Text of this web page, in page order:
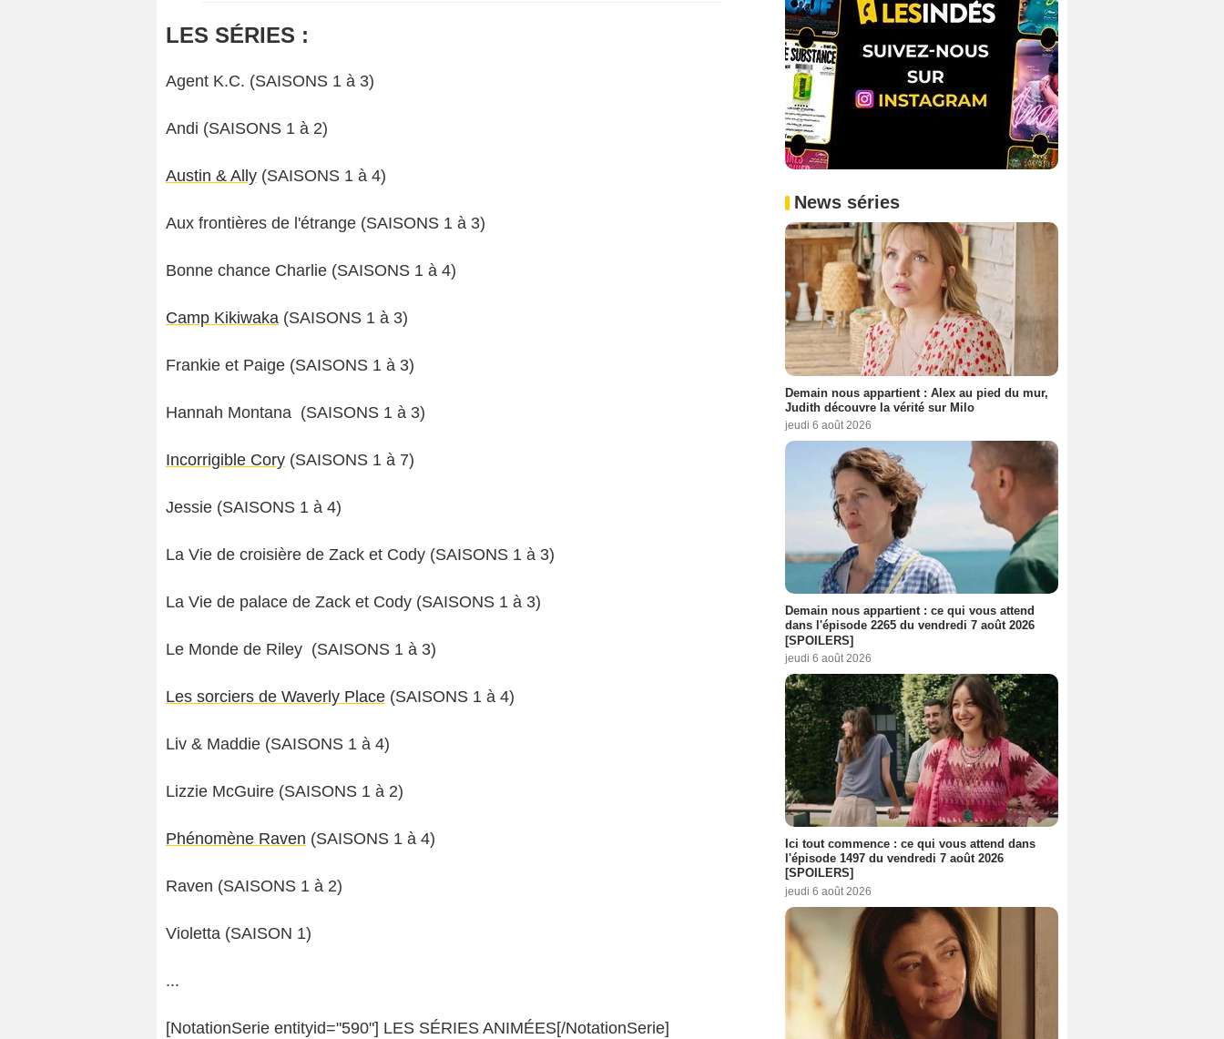
LES SÉRIES :
Agent K.C. (SAISONS 1 à 3)
Andi (SAISONS 1 à 2)
Austin & Ally (SAISONS 1 à 4)
Aux frontières de l'étrange (SAISONS 1 à 3)
Bonne chance Charlie (SAISONS 1 à 4)
Camp Kikiwaka (SAISONS 1 à 3)
Frankie et Paige (SAISONS 1 à 3)
Hannah Montana (SAISONS 1 à 3)
Incorrigible Cory (SAISONS 1 à 7)
Jessie (SAISONS 1 à 4)
La Vie de croisière de Zack et Cody (SAISONS 1 à 3)
La Vie de palace de Zack et Cody (SAISONS 1 à 3)
Le Monde de Riley (SAISONS 1 à 3)
Les sorciers de Waverly Place (SAISONS 1 à 4)
Liv & Maddie (SAISONS 1 à 4)
Lizzie McGuire (SAISONS 1 à 2)
Phénomène Raven (SAISONS 1 à 4)
Raven (SAISONS 1 à 2)
Violetta (SAISON 1)
...
[NotationSerie entityid="590"] LES SÉRIES ANIMÉES[/NotationSerie]
News séries
Demain nous appartient : Alex au pied du mur,
Judith découvre la vérité sur Milo
jeudi 6 août 2026
Demain nous appartient : ce qui vous attend
dans l'épisode 2265 du vendredi 7 août 2026
[SPOILERS]
jeudi 6 août 2026
Ici tout commence : ce qui vous attend dans
l'épisode 1497 du vendredi 7 août 2026
[SPOILERS]
jeudi 6 août 2026